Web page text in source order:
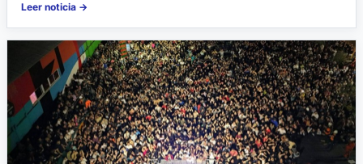
Leer noticia →